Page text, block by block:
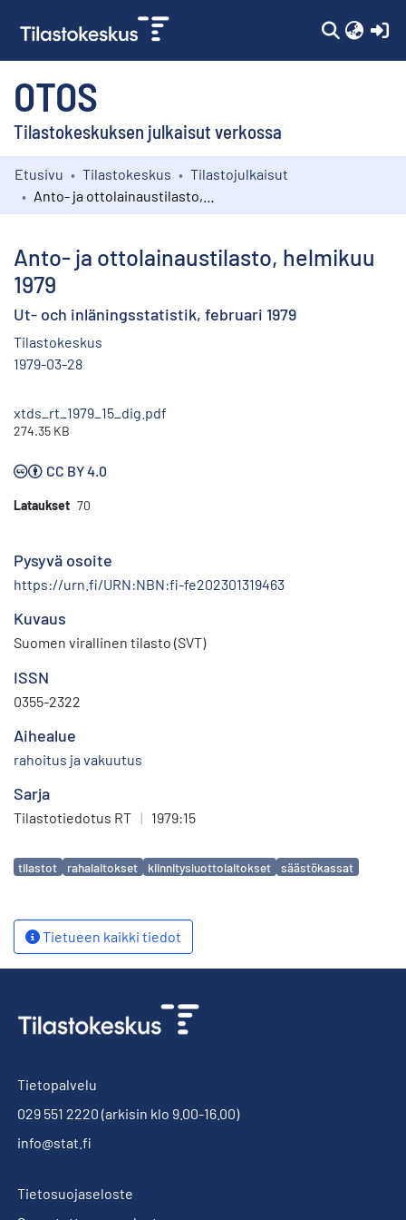
OTOS
Tilastokeskuksen julkaisut verkossa
Kokoelmat
Etusivu Tilastokeskus
Tilastojulkaisut
Anto- ja ottolainaustilasto, helmikuu
1979
Ut- och inläningsstatistik, februari 1979
Tilastokeskus
1979-03-28
xtds_rt_1979_15_dig.pdf
274.35 KB
CC BY 4.0
Lataukset 70
Pysyvä osoite
https://urn.fi/URN:NBN:fi-fe202301319463
Kuvaus
Suomen virallinen tilasto (SVT)
ISSN
0355-2322
Aihealue
rahoitus ja vakuutus
Sarja
Tilastotiedotus RT | 1979:15
Avainsanat
tilastot rahalaitokset kiinnitysluottolaitokset säästökassat
Tietueen kaikki tiedot
Tietopalvelu
029 551 2220 (arkisin klo 9.00-16.00)
info@stat.fi
Tietosuojaseloste